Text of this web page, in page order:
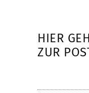
HIER
ZUR